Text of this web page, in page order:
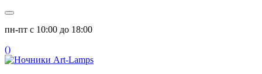
пн-пт с 10:00 до 18:00
()